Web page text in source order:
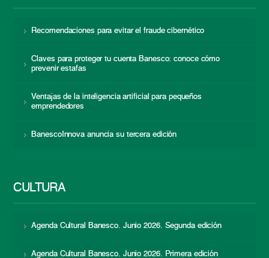
Recomendaciones para evitar el fraude cibernético
Claves para proteger tu cuenta Banesco: conoce cómo
prevenir estafas
Ventajas de la inteligencia artificial para pequeños
emprendedores
BanescoInnova anuncia su tercera edición
CULTURA
Agenda Cultural Banesco. Junio 2026. Segunda edición
Agenda Cultural Banesco. Junio 2026. Primera edición